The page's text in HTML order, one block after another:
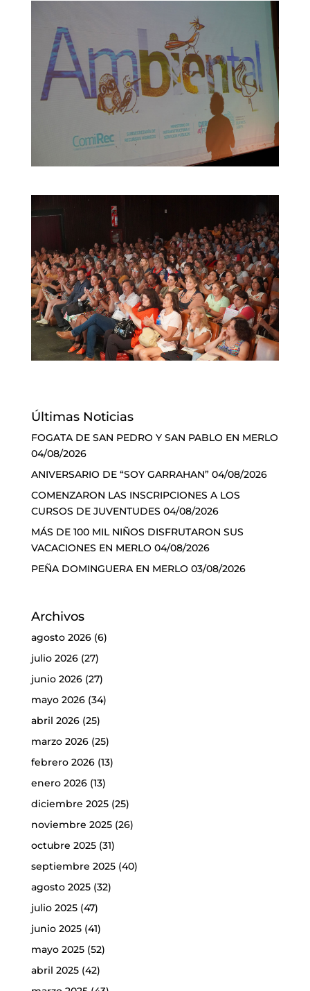
Últimas Noticias
FOGATA DE SAN PEDRO Y SAN PABLO EN MERLO
04/08/2026
ANIVERSARIO DE “SOY GARRAHAN” 04/08/2026
COMENZARON LAS INSCRIPCIONES A LOS
CURSOS DE JUVENTUDES 04/08/2026
MÁS DE 100 MIL NIÑOS DISFRUTARON SUS
VACACIONES EN MERLO 04/08/2026
PEÑA DOMINGUERA EN MERLO 03/08/2026
Archivos
agosto 2026(6)
julio 2026(27)
junio 2026(27)
mayo 2026(34)
abril 2026(25)
marzo 2026(25)
febrero 2026(13)
enero 2026(13)
diciembre 2025(25)
noviembre 2025(26)
octubre 2025(31)
septiembre 2025(40)
agosto 2025(32)
julio 2025(47)
junio 2025(41)
mayo 2025(52)
abril 2025(42)